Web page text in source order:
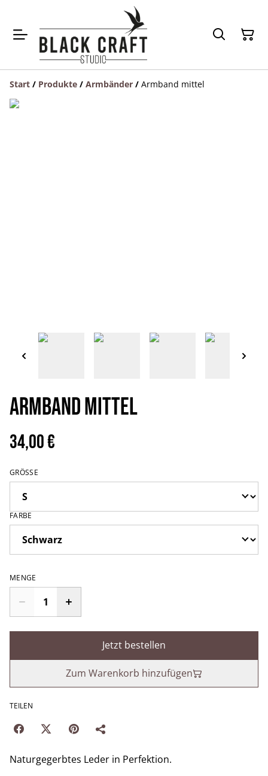
Start / Produkte / Armbänder / Armband mittel
Armband mittel
34,00 €
GRÖSSE
FARBE
MENGE
Jetzt bestellen
Zum Warenkorb hinzufügen
TEILEN
Naturgegerbtes Leder in Perfektion.